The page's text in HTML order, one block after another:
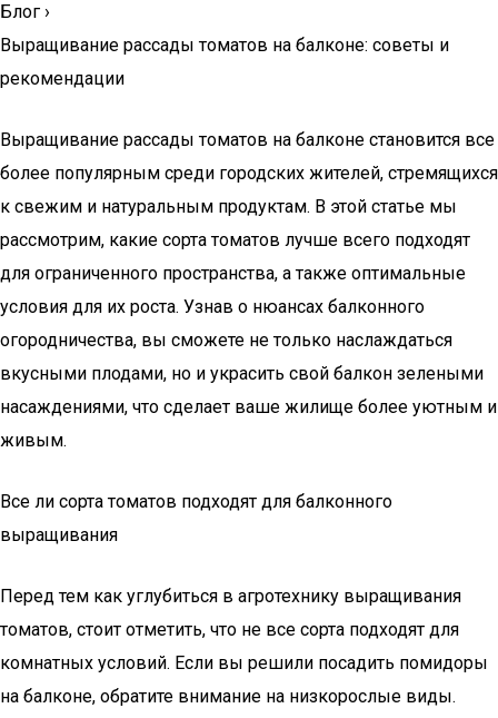
Блог ›
Выращивание рассады томатов на балконе: советы и
рекомендации
Выращивание рассады томатов на балконе становится все
более популярным среди городских жителей, стремящихся
к свежим и натуральным продуктам. В этой статье мы
рассмотрим, какие сорта томатов лучше всего подходят
для ограниченного пространства, а также оптимальные
условия для их роста. Узнав о нюансах балконного
огородничества, вы сможете не только наслаждаться
вкусными плодами, но и украсить свой балкон зелеными
насаждениями, что сделает ваше жилище более уютным и
живым.
Все ли сорта томатов подходят для балконного
выращивания
Перед тем как углубиться в агротехнику выращивания
томатов, стоит отметить, что не все сорта подходят для
комнатных условий. Если вы решили посадить помидоры
на балконе, обратите внимание на низкорослые виды.